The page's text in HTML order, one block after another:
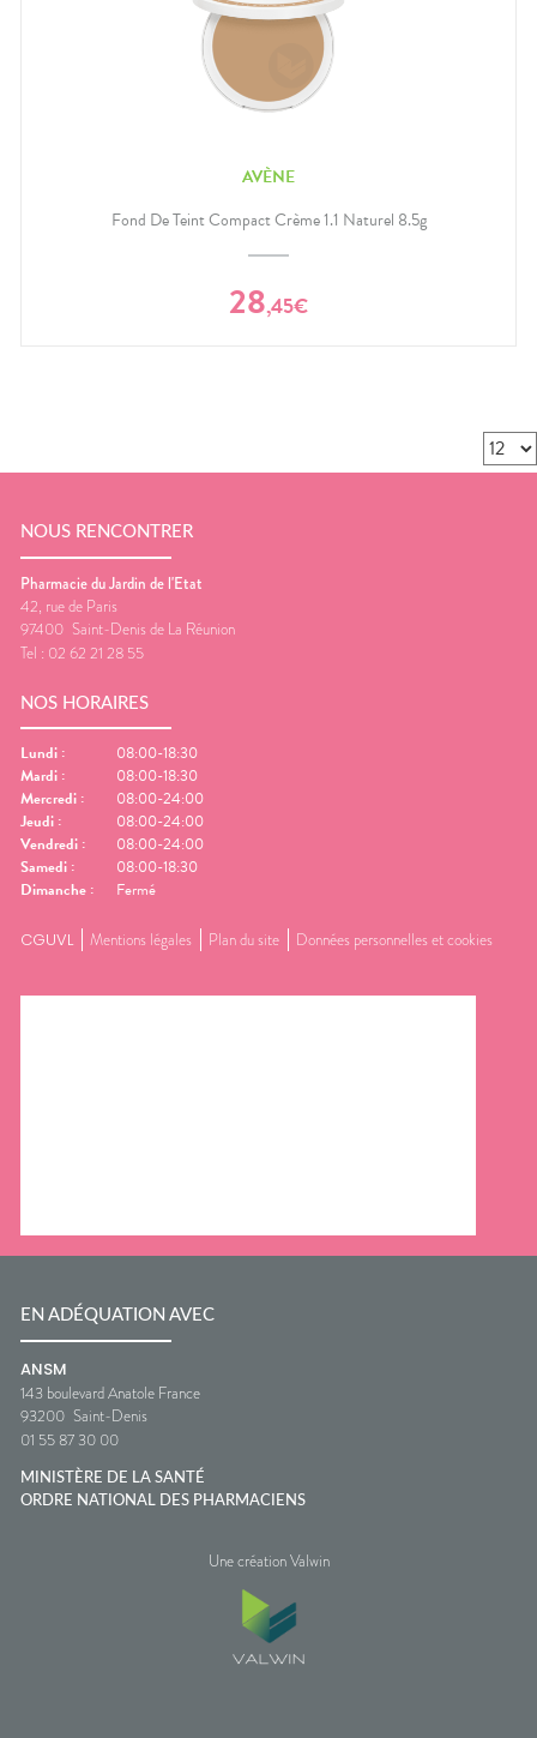
AVÈNE
Fond De Teint Compact Crème 1.1 Naturel 8.5g
28,45€
NOUS RENCONTRER
Pharmacie du Jardin de l'Etat
42, rue de Paris
97400 Saint-Denis de La Réunion
Tel : 02 62 21 28 55
NOS HORAIRES
Lundi :
08:00-18:30
Mardi :
08:00-18:30
Mercredi :
08:00-24:00
Jeudi :
08:00-24:00
Vendredi :
08:00-24:00
Samedi :
08:00-18:30
Dimanche : Fermé
CGUVL Mentions légales Plan du site Données personnelles et cookies
EN ADÉQUATION AVEC
ANSM
143 boulevard Anatole France
93200 Saint-Denis
01 55 87 30 00
MINISTÈRE DE LA SANTÉ
ORDRE NATIONAL DES PHARMACIENS
Une création Valwin